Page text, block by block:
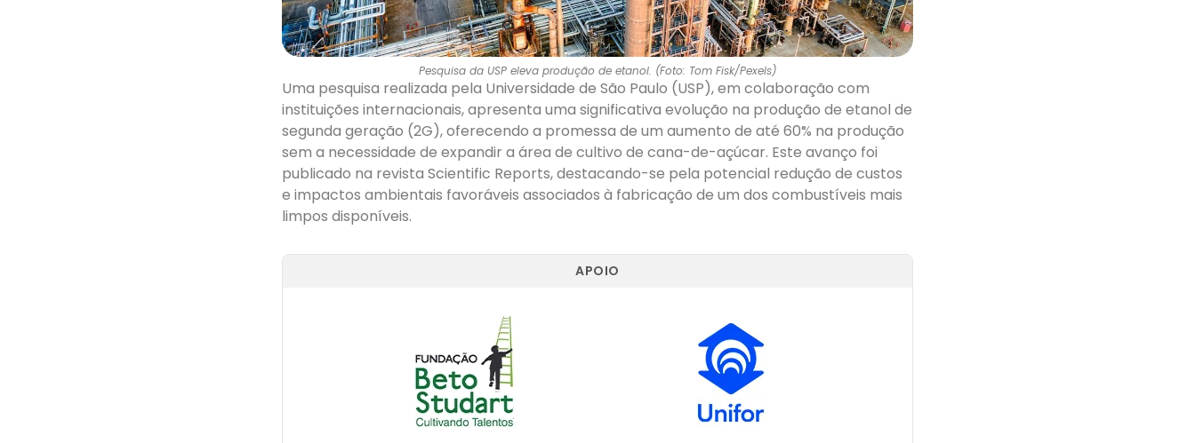
Pesquisa da USP eleva produção de etanol. (Foto: Tom Fisk/Pexels)
Uma pesquisa realizada pela Universidade de São Paulo (USP), em colaboração com
instituições internacionais, apresenta uma significativa evolução na produção de etanol de
segunda geração (2G), oferecendo a promessa de um aumento de até 60% na produção
sem a necessidade de expandir a área de cultivo de cana-de-açúcar. Este avanço foi
publicado na revista Scientific Reports, destacando-se pela potencial redução de custos
e impactos ambientais favoráveis associados à fabricação de um dos combustíveis mais
limpos disponíveis.
APOIO